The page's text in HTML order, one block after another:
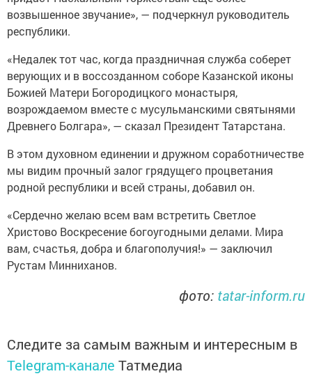
возвышенное звучание», — подчеркнул руководитель
республики.
«Недалек тот час, когда праздничная служба соберет
верующих и в воссозданном соборе Казанской иконы
Божией Матери Богородицкого монастыря,
возрождаемом вместе с мусульманскими святынями
Древнего Болгара», — сказал Президент Татарстана.
В этом духовном единении и дружном соработничестве
мы видим прочный залог грядущего процветания
родной республики и всей страны, добавил он.
«Сердечно желаю всем вам встретить Светлое
Христово Воскресение богоугодными делами. Мира
вам, счастья, добра и благополучия!» — заключил
Рустам Минниханов.
фото: tatar-inform.ru
Следите за самым важным и интересным в
Telegram-канале Татмедиа